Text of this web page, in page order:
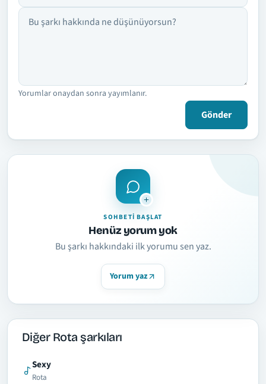
Yorumlar onaydan sonra yayımlanır.
Gönder
SOHBETI BAŞLAT
Henüz yorum yok
Bu şarkı hakkındaki ilk yorumu sen yaz.
Yorum yaz
Diğer Rota şarkıları
Sexy
Rota